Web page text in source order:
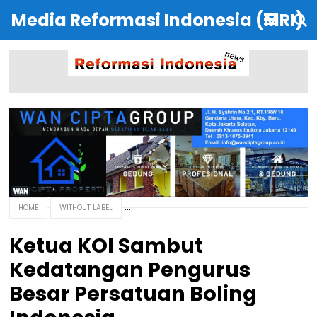
Media Reformasi Indonesia (MRI)
HOME WITHOUT LABEL
Ketua KOI Sambut
Kedatangan Pengurus
Besar Persatuan Boling